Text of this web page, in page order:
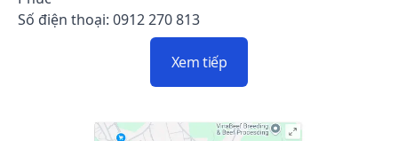
Số điện thoại: 0912 270 813
Xem tiếp